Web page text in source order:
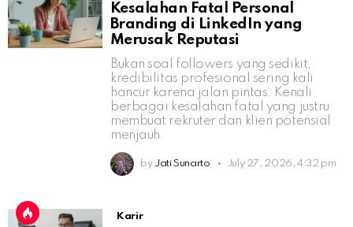
Kesalahan Fatal Personal
Branding di LinkedIn yang
Merusak Reputasi
Bukan soal followers yang sedikit,
kredibilitas profesional sering kali
hancur karena jalan pintas. Kenali
berbagai kesalahan fatal yang justru
membuat rekruter dan klien potensial
menjauh.
by Jati Sunarto July 27, 2026, 4:32 pm
Karir